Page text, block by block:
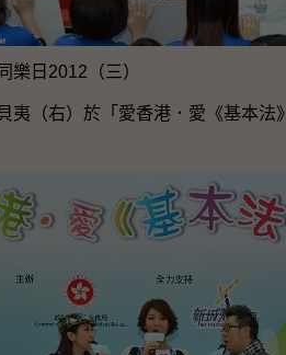
樂日2012（三）
夷（右）於「愛香港．愛《基本法